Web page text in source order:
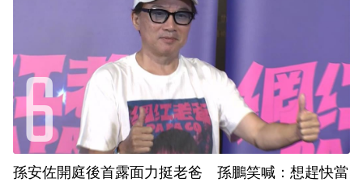
孫安佐開庭後首露面力挺老爸 孫鵬笑喊：想趕快當